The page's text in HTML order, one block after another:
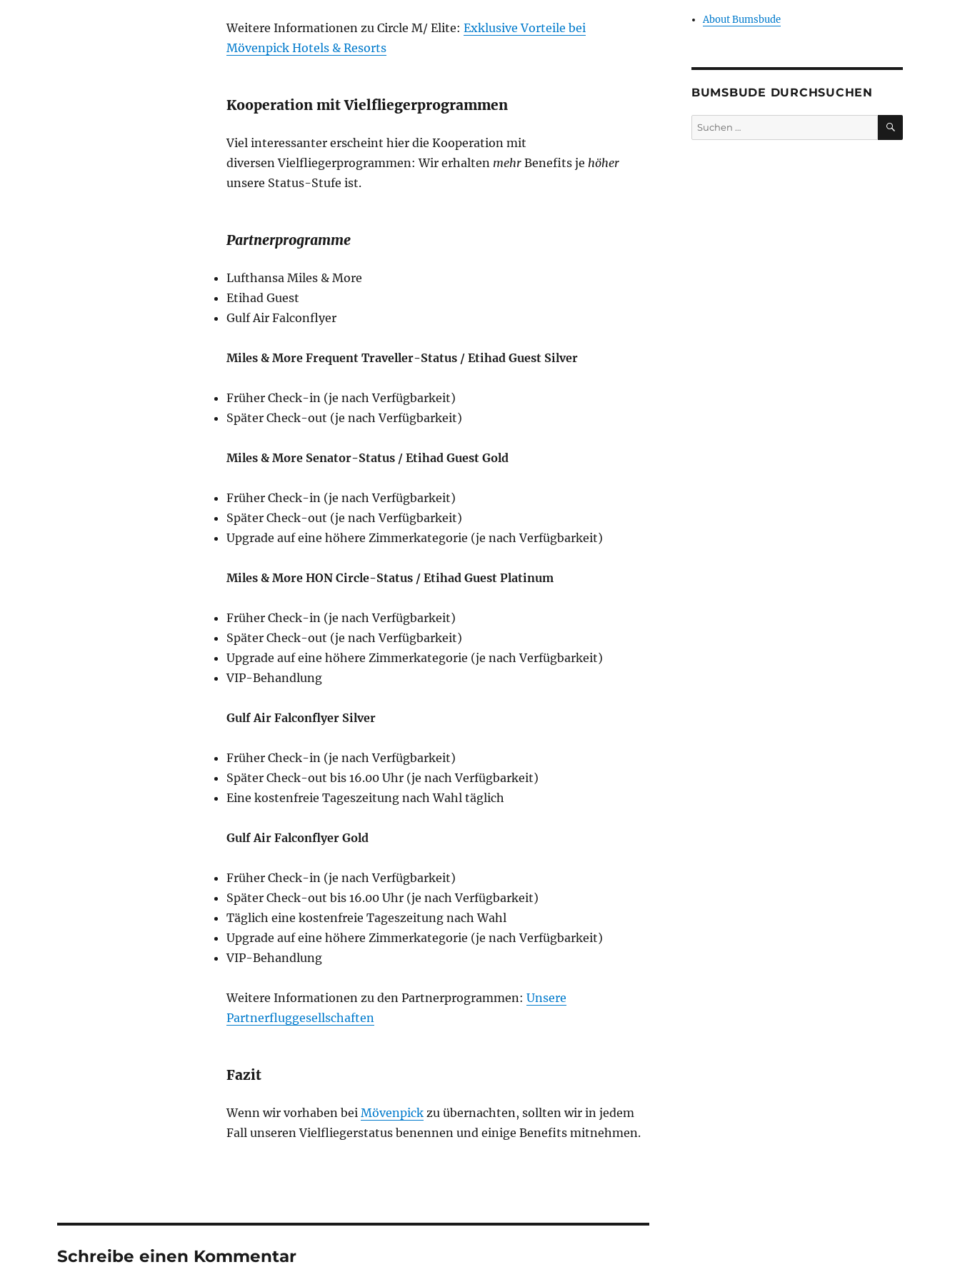
Weitere Informationen zu Circle M/ Elite: Exklusive Vorteile bei
Mövenpick Hotels & Resorts
Kooperation mit Vielfliegerprogrammen
Viel interessanter erscheint hier die Kooperation mit
diversen Vielfliegerprogrammen: Wir erhalten mehrBenefits je höher
unsere Status-Stufe ist.
Partnerprogramme
Lufthansa Miles & More
Etihad Guest
Gulf Air Falconflyer
Miles & More Frequent Traveller-Status / Etihad Guest Silver
Früher Check-in (je nach Verfügbarkeit)
Später Check-out (je nach Verfügbarkeit)
Miles & More Senator-Status / Etihad Guest Gold
Früher Check-in (je nach Verfügbarkeit)
Später Check-out (je nach Verfügbarkeit)
Upgrade auf eine höhere Zimmerkategorie (je nach Verfügbarkeit)
Miles & More HON Circle-Status / Etihad Guest Platinum
Früher Check-in (je nach Verfügbarkeit)
Später Check-out (je nach Verfügbarkeit)
Upgrade auf eine höhere Zimmerkategorie (je nach Verfügbarkeit)
VIP-Behandlung
Gulf Air Falconflyer Silver
Früher Check-in (je nach Verfügbarkeit)
Später Check-out bis 16.00 Uhr (je nach Verfügbarkeit)
Eine kostenfreie Tageszeitung nach Wahl täglich
Gulf Air Falconflyer Gold
Früher Check-in (je nach Verfügbarkeit)
Später Check-out bis 16.00 Uhr (je nach Verfügbarkeit)
Täglich eine kostenfreie Tageszeitung nach Wahl
Upgrade auf eine höhere Zimmerkategorie (je nach Verfügbarkeit)
VIP-Behandlung
Weitere Informationen zu den Partnerprogrammen: Unsere
Partnerfluggesellschaften
Fazit
Wenn wir vorhaben bei Mövenpickzu übernachten, sollten wir in jedem
Fall unseren Vielfliegerstatus benennen und einige Benefits mitnehmen.
Schreibe einen Kommentar
About Bumsbude
BUMSBUDE DURCHSUCHEN
Suche
nach:
SUCHEN